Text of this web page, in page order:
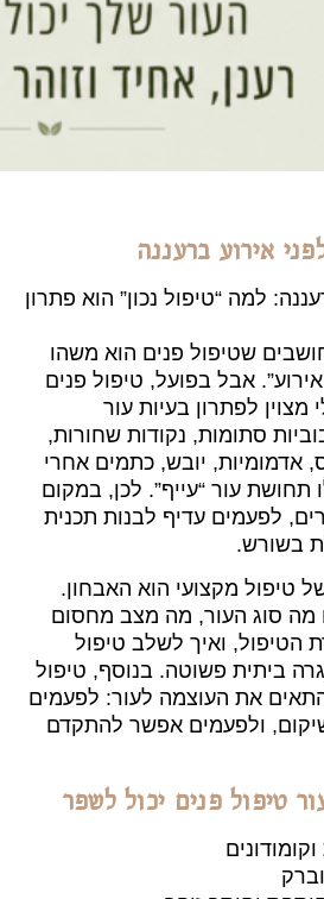
אירוע ברעננה
למה “טיפול נכון” הוא פתרון
שטיפול פנים הוא משהו
אבל בפועל, טיפול פנים
מצוין לפתרון בעיות עור
סתומות, נקודות שחורות,
אדמומיות, יובש, כתמים אחרי
תחושת עור “עייף”. לכן, במקום
לפעמים עדיף לבנות תכנית
בשורש.
טיפול מקצועי הוא האבחון.
מה סוג העור, מה מצב מחסום
הטיפול, ואיך לשלב טיפול
ביתית פשוטה. בנוסף, טיפול
את העוצמה לעור: לפעמים
ולפעמים אפשר להתקדם
טיפול פנים יכול לשפר